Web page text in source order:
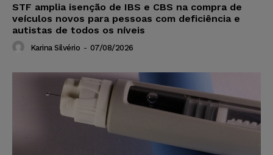
STF amplia isenção de IBS e CBS na compra de
veículos novos para pessoas com deficiência e
autistas de todos os níveis
Karina Silvério - 07/08/2026